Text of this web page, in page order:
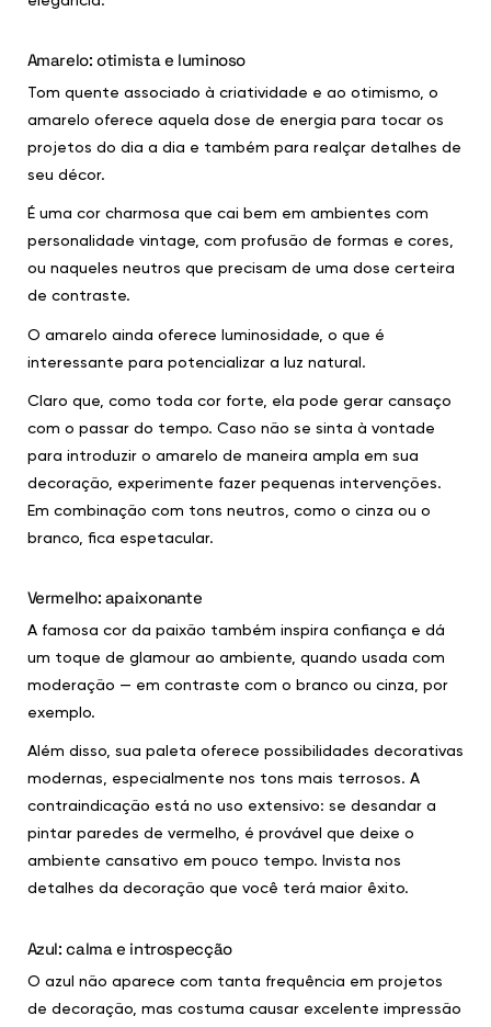
Amarelo: otimista e luminoso
Tom quente associado à criatividade e ao otimismo, o
amarelo oferece aquela dose de energia para tocar os
projetos do dia a dia e também para realçar detalhes de
seu décor.
É uma cor charmosa que cai bem em ambientes com
personalidade vintage, com profusão de formas e cores,
ou naqueles neutros que precisam de uma dose certeira
de contraste.
O amarelo ainda oferece luminosidade, o que é
interessante para potencializar a luz natural.
Claro que, como toda cor forte, ela pode gerar cansaço
com o passar do tempo. Caso não se sinta à vontade
para introduzir o amarelo de maneira ampla em sua
decoração, experimente fazer pequenas intervenções.
Em combinação com tons neutros, como o cinza ou o
branco, fica espetacular.
Vermelho: apaixonante
A famosa cor da paixão também inspira confiança e dá
um toque de glamour ao ambiente, quando usada com
moderação — em contraste com o branco ou cinza, por
exemplo.
Além disso, sua paleta oferece possibilidades decorativas
modernas, especialmente nos tons mais terrosos. A
contraindicação está no uso extensivo: se desandar a
pintar paredes de vermelho, é provável que deixe o
ambiente cansativo em pouco tempo. Invista nos
detalhes da decoração que você terá maior êxito.
Azul: calma e introspecção
O azul não aparece com tanta frequência em projetos
de decoração, mas costuma causar excelente impressão